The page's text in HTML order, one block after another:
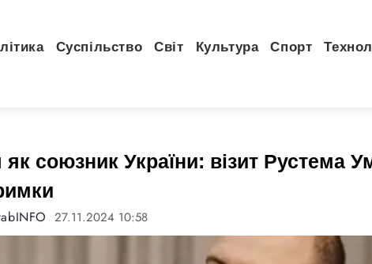
Суспільство Світ Культура Спорт
союзник України: візит Рустема
27.11.2024 10:58